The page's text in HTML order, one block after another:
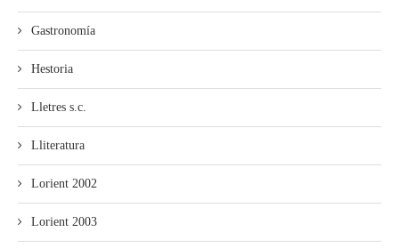
Gastronomía
Hestoria
Lletres s.c.
Lliteratura
Lorient 2002
Lorient 2003